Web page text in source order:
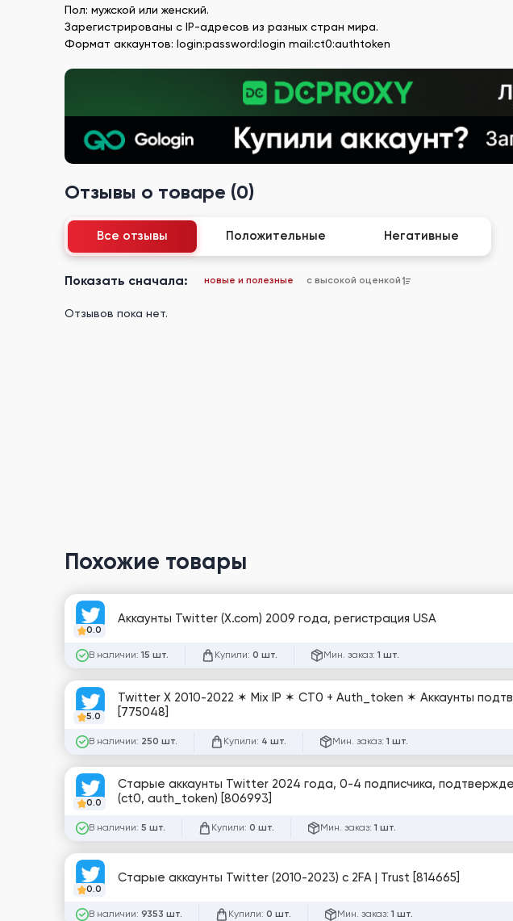
Пол: мужской или женский.
Зарегистрированы с IP-адресов из разных стран мира.
Формат аккаунтов: login:password:login mail:ct0:authtoken
Отзывы о товаре (0)
Все отзывы Положительные Негативные
Показать сначала: новые и полезные с высокой оценкой
Отзывов пока нет.
Похожие товары
0.0
Аккаунты Twitter (X.com) 2009 года, регистрация USA
В наличии: 15 шт. Купили: 0 шт. Мин. заказ: 1 шт.
5.0
Twitter X 2010-2022 ✶ Mix IP ✶ CT0 + Auth_token ✶ Аккаунты
[775048]
В наличии: 250 шт. Купили: 4 шт. Мин. заказ: 1 шт.
0.0
Старые аккаунты Twitter 2024 года, 0-4 подписчика,
(ct0, auth_token) [806993]
В наличии: 5 шт. Купили: 0 шт. Мин. заказ: 1 шт.
0.0
Старые аккаунты Twitter (2010-2023) с 2FA | Trust [814665]
В наличии: 9353 шт. Купили: 0 шт. Мин. заказ: 1 шт.